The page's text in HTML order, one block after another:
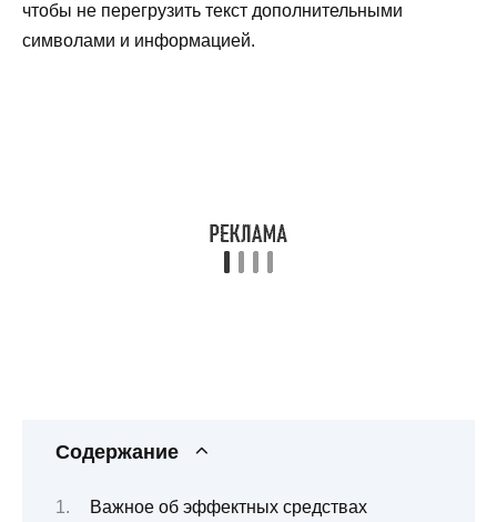
чтобы не перегрузить текст дополнительными
символами и информацией.
Содержание
Важное об эффектных средствах